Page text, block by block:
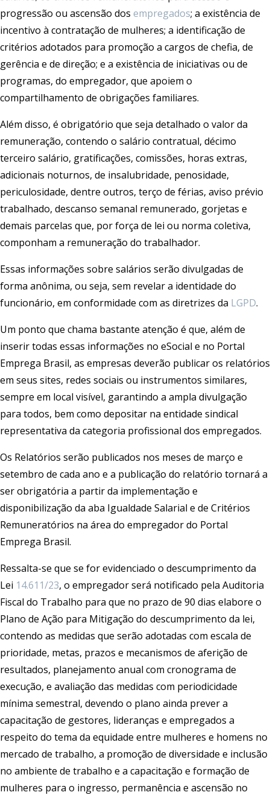
progressão ou ascensão dos empregados; a existência de
incentivo à contratação de mulheres; a identificação de
critérios adotados para promoção a cargos de chefia, de
gerência e de direção; e a existência de iniciativas ou de
programas, do empregador, que apoiem o
compartilhamento de obrigações familiares.
Além disso, é obrigatório que seja detalhado o valor da
remuneração, contendo o salário contratual, décimo
terceiro salário, gratificações, comissões, horas extras,
adicionais noturnos, de insalubridade, penosidade,
periculosidade, dentre outros, terço de férias, aviso prévio
trabalhado, descanso semanal remunerado, gorjetas e
demais parcelas que, por força de lei ou norma coletiva,
componham a remuneração do trabalhador.
Essas informações sobre salários serão divulgadas de
forma anônima, ou seja, sem revelar a identidade do
funcionário, em conformidade com as diretrizes da LGPD.
Um ponto que chama bastante atenção é que, além de
inserir todas essas informações no eSocial e no Portal
Emprega Brasil, as empresas deverão publicar os relatórios
em seus sites, redes sociais ou instrumentos similares,
sempre em local visível, garantindo a ampla divulgação
para todos, bem como depositar na entidade sindical
representativa da categoria profissional dos empregados.
Os Relatórios serão publicados nos meses de março e
setembro de cada ano e a publicação do relatório tornará a
ser obrigatória a partir da implementação e
disponibilização da aba Igualdade Salarial e de Critérios
Remuneratórios na área do empregador do Portal
Emprega Brasil.
Ressalta-se que se for evidenciado o descumprimento da
Lei 14.611/23, o empregador será notificado pela Auditoria
Fiscal do Trabalho para que no prazo de 90 dias elabore o
Plano de Ação para Mitigação do descumprimento da lei,
contendo as medidas que serão adotadas com escala de
prioridade, metas, prazos e mecanismos de aferição de
resultados, planejamento anual com cronograma de
execução, e avaliação das medidas com periodicidade
mínima semestral, devendo o plano ainda prever a
capacitação de gestores, lideranças e empregados a
respeito do tema da equidade entre mulheres e homens no
mercado de trabalho, a promoção de diversidade e inclusão
no ambiente de trabalho e a capacitação e formação de
mulheres para o ingresso, permanência e ascensão no